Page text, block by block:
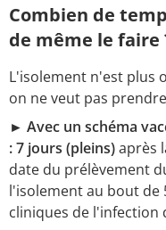
Combien de
de même le faire
L'isolement n'est plus
on ne veut pas
► Avec un schéma
: 7 jours (pleins)après
date du prélèvement
l'isolement au bout de
cliniques de l'infection